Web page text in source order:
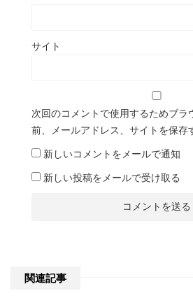
サイト
次回のコメントで使用するためブラ
前、メールアドレス、サイトを保存
新しいコメントをメールで通知
新しい投稿をメールで受け取る
関連記事